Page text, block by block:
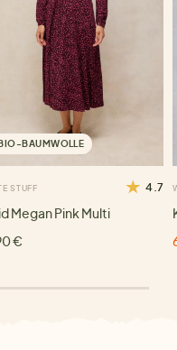
BIO-BAUMWOLLE
STUFF 4.7
Megan Pink Multi
€